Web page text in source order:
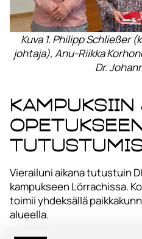
Kuva 1. Philipp Schließer
johtaja), Anu-Riikka
Dr.
Vierailuni aikana tutustuin
kampukseen Lörrachissa.
toimii yhdeksällä
alueella.